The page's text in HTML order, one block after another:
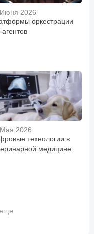
2026
оркестрации
2026
технологии в
медицине
еще